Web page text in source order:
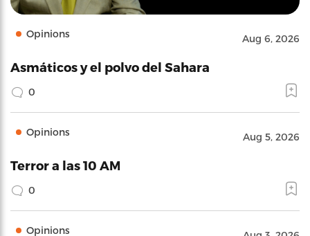
Opinions Aug 6, 2026
Asmáticos y el polvo del Sahara
0
Opinions Aug 5, 2026
Terror a las 10 AM
0
Opinions